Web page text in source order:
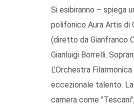
Si esibiranno – spiega
polifonico Aura Artis di
(diretto da Gianfranco
Gianluigi Borrelli.
L’Orchestra
eccezionale talento.
camera come